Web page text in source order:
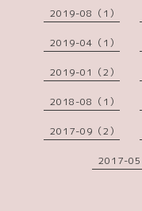
2019-08（1）
2019-04（1）
2019-01（2）
2018-08（1）
2017-09（2）
2017-05